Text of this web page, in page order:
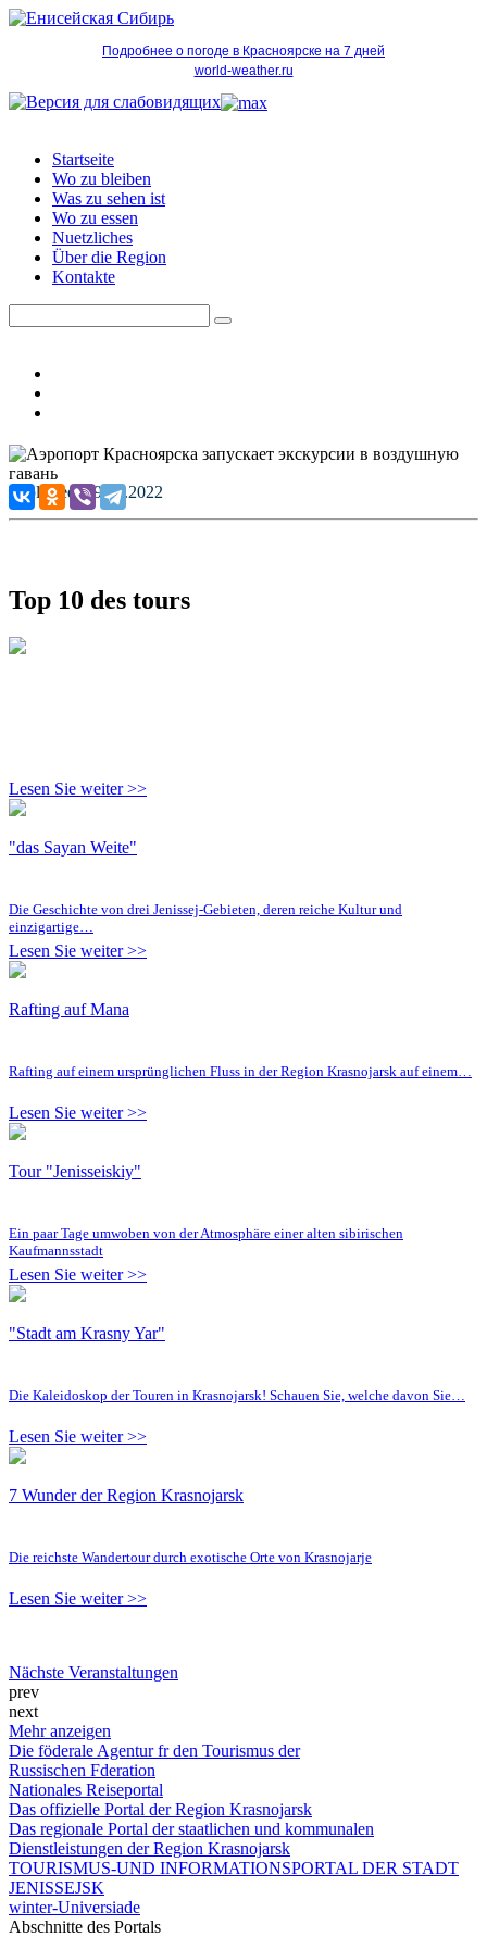
Подробнее о погоде в Красноярске на 7 дней
world-weather.ru
Startseite
Wo zu bleiben
Was zu sehen ist
Wo zu essen
Nuetzliches
Über die Region
Kontakte
Published: 29.06.2022
Top 10 des tours
Lesen Sie weiter >>
"das Sayan Weite"
Die Geschichte von drei Jenissej-Gebieten, deren reiche Kultur und
einzigartige…
Lesen Sie weiter >>
Rafting auf Mana
Rafting auf einem ursprünglichen Fluss in der Region Krasnojarsk auf einem…
Lesen Sie weiter >>
Tour "Jenisseiskiy"
Ein paar Tage umwoben von der Atmosphäre einer alten sibirischen
Kaufmannsstadt
Lesen Sie weiter >>
"Stadt am Krasny Yar"
Die Kaleidoskop der Touren in Krasnojarsk! Schauen Sie, welche davon Sie…
Lesen Sie weiter >>
7 Wunder der Region Krasnojarsk
Die reichste Wandertour durch exotische Orte von Krasnojarje
Lesen Sie weiter >>
Nächste Veranstaltungen
prev
next
Mehr anzeigen
Die föderale Agentur fr den Tourismus der
Russischen Fderation
Nationales Reiseportal
Das offizielle Portal der Region Krasnojarsk
Das regionale Portal der staatlichen und kommunalen
Dienstleistungen der Region Krasnojarsk
TOURISMUS-UND INFORMATIONSPORTAL DER STADT
JENISSEJSK
winter-Universiade
Abschnitte des Portals